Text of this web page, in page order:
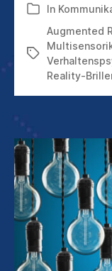
Kategorien
In
Schlagwörter
Augmented
Reality-